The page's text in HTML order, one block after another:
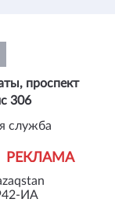
ИА
РЕКЛАМА
проспект
306
служба